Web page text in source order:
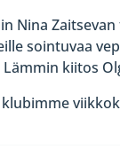
Nina
sointuvaa
kiitos